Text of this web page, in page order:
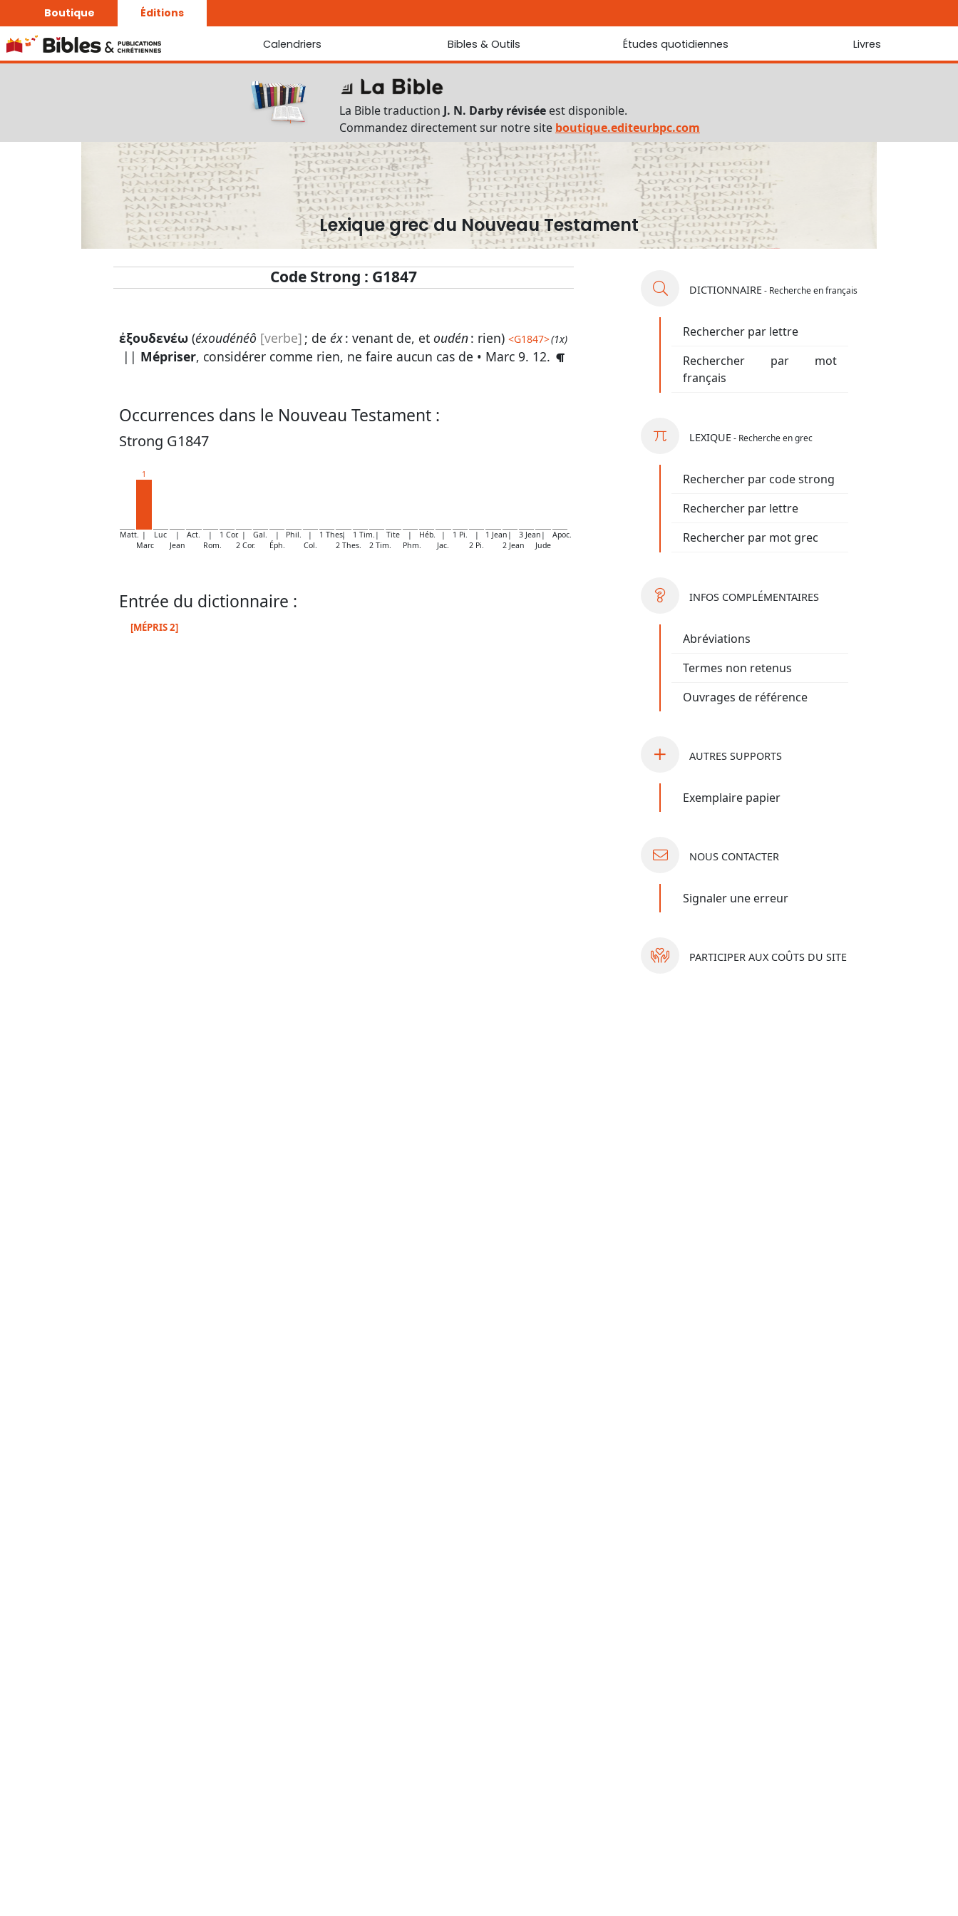
Boutique Éditions
Calendriers
La Bonne Semence
Le Seigneur est proche
Bibles & Outils
Bibles
Traduction J. N. Darby révisée
Traduction J. N. Darby
Ancien Testament interlinéaire
Nouveau Testament interlinéaire
Outils
Dictionnaire français du Nouveau Testament
Lexique grec du Nouveau Testament
Questionnaire de connaissances du Nouveau Testament
Téléchargements
Études quotidiennes Livres
La Bible traduction J. N. Darby révisée est disponible.
Commandez directement sur notre site boutique.editeurbpc.com
Lexique grec du Nouveau Testament
Code Strong : G1847
ἐξουδενέω (éxoudénéô [verbe] ; de éx: venant de, et oudén: rien) <G1847>(1x)
|| Mépriser, considérer comme rien, ne faire aucun cas de • Marc 9. 12.
Occurrences dans le Nouveau Testament :
Strong G1847
Matt.
1
|
Marc
Luc
|
Jean
Act.
|
Rom.
1 Cor. |
2 Cor.
Gal.
|
Éph.
Phil.
|
Col.
1 Thes.
|
2 Thes.
1 Tim. |
2 Tim.
Tite
|
Phm.
Héb.
|
Jac.
1 Pi.
|
2 Pi.
1 Jean |
2 Jean
3 Jean |
Jude
Apoc.
Entrée du dictionnaire :
[MÉPRIS 2]
DICTIONNAIRE- Recherche en français
Rechercher par lettre
Rechercher par mot
français
LEXIQUE- Recherche en grec
Rechercher par code strong
Rechercher par lettre
Rechercher par mot grec
INFOS COMPLÉMENTAIRES
Abréviations
Termes non retenus
Ouvrages de référence
AUTRES SUPPORTS
Exemplaire papier
NOUS CONTACTER
Signaler une erreur
PARTICIPER AUX COÛTS DU SITE